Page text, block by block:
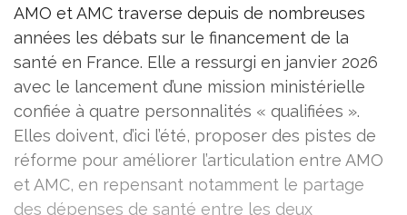
AMO et AMC traverse depuis de nombreuses
années les débats sur le financement de la
santé en France. Elle a ressurgi en janvier 2026
avec le lancement d’une mission ministérielle
confiée à quatre personnalités « qualifiées ».
Elles doivent, d’ici l’été, proposer des pistes de
réforme pour améliorer l’articulation entre AMO
et AMC, en repensant notamment le partage
des dépenses de santé entre les deux